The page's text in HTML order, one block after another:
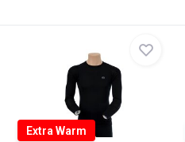
Extra Warm